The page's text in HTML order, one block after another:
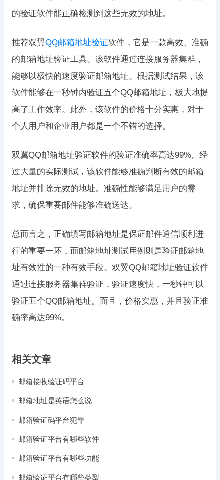
的验证软件能正确检测到这些无效的地址。
推荐双翼QQ邮箱地址验证软件，它是一款高效、准确
的邮箱地址验证工具。该软件通过连接服务器集群，
能够以极快的速度验证邮箱地址。根据测试结果，该
软件能够在一秒钟内验证五个QQ邮箱地址，极大地提
高了工作效率。此外，该软件的价格十分实惠，对于
个人用户和企业用户都是一个不错的选择。
双翼QQ邮箱地址验证软件的验证准确率高达99%。经
过大量的实际测试，该软件能够准确判断有效的邮箱
地址并排除无效的地址。准确性能够满足用户的需
求，确保重要邮件能够准确送达。
总而言之，正确填写邮箱地址是保证邮件通信顺利进
行的重要一环，而邮箱地址测试用例则是验证邮箱地
址有效性的一种有效手段。双翼QQ邮箱地址验证软件
通过连接服务器集群验证，验证速度快，一秒钟可以
验证五个QQ邮箱地址。而且，价格实惠，并且验证准
确率高达99%。
相关文章
邮箱接收验证码平台
邮箱地址是英语怎么说
邮箱验证码平台犯罪
邮箱验证平台有哪些软件
邮箱验证平台有哪些功能
邮箱验证平台有哪些类型